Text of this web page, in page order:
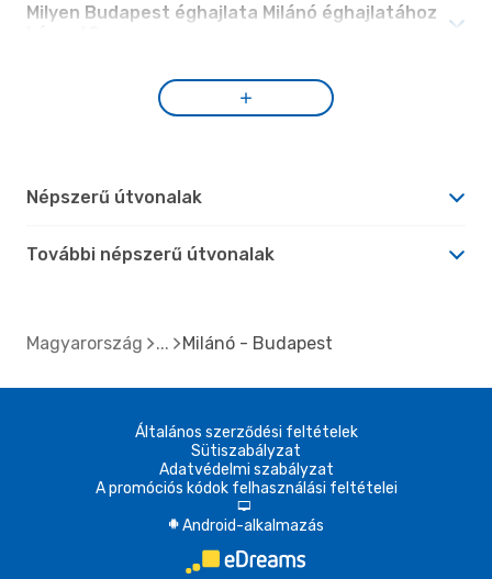
Milyen Budapest éghajlata Milánó éghajlatához
Népszerű útvonalak
További népszerű útvonalak
Magyarország Milánó - Budapest
Általános szerződési feltételek
Sütiszabályzat
Adatvédelmi szabályzat
A promóciós kódok felhasználási feltételei
d
A Android-alkalmazás